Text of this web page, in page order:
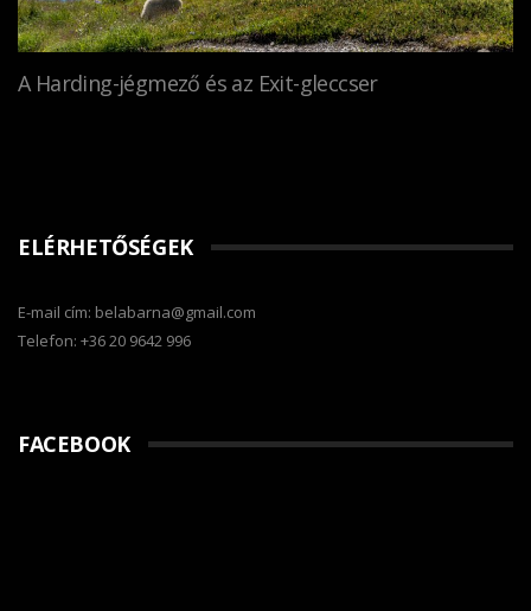
A Harding-jégmező és az Exit-gleccser
ELÉRHETŐSÉGEK
E-mail cím: belabarna@gmail.com
Telefon: +36 20 9642 996
FACEBOOK